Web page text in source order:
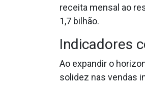
receita mensal ao
1,7 bilhão.
Indicadores
Ao expandir o
solidez nas vendas